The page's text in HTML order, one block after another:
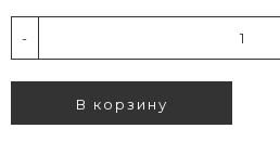
-
В корзину